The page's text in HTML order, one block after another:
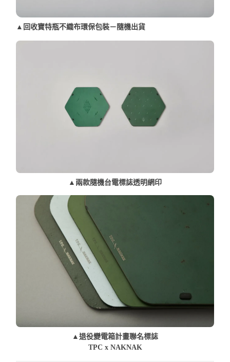
▲回收寶特瓶不織布環保包裝－隨機出貨
▲兩款隨機台電標誌透明網印
▲退役變電箱計畫聯名標誌
TPC x NAKNAK